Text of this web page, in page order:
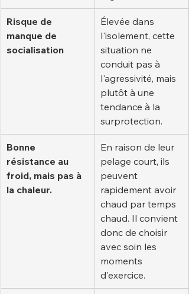
Risque de
manque de
socialisation
Élevée dans
l'isolement, cette
situation ne
conduit pas à
l'agressivité, mais
plutôt à une
tendance à la
surprotection.
Bonne
résistance au
froid, mais pas à
la chaleur.
En raison de leur
pelage court, ils
peuvent
rapidement avoir
chaud par temps
chaud. Il convient
donc de choisir
avec soin les
moments
d'exercice.